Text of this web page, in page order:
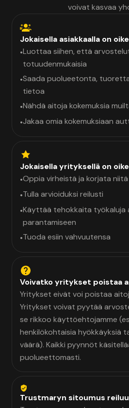
voivat kasvaa
Jokaisella asiakkaalla on
•Luottaa siihen, että
totuudenmukaisia
•Saada puolueetonta,
tietoa
•Nähdä aitoja kokemuksia
•Jakaa omia kokemuksiaan
Jokaisella yrityksellä on
•Oppia virheistä ja korjata niitä
•Tulla arvioiduksi reilusti
•Käyttää tehokkaita työkaluja
parantamiseen
•Tuoda esiin vahvuutensa
Voivatko yritykset poistaa
Yritykset eivät voi poistaa
Yritykset voivat pyytää
se rikkoo käyttöehtojamme
henkilökohtaisia hyökkäyksiä
väärä). Kaikki pyynnöt
puolueettomasti.
Trustmaryn sitoumus